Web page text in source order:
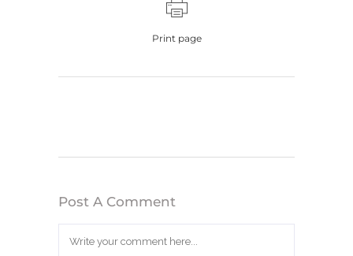
Print page
Post A Comment